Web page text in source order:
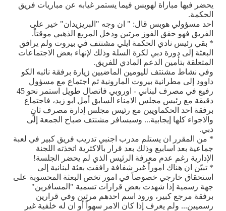
يحضر فيها مباراة لهوبس فيما يستمر غيابه عن مباريات فريق
الحكمة.
احد مسؤولي هوبس قال: " ان وجه "البريزيدان" خير على
الفريق فهو حقق الفوز مرتين ودخل المربع الذهبي موقتاً.
* بقي رئيس نادي الحكمة ايلي مشنتف في بيروت ولم يرافق
البعثة إلى دورة دبي لكرة السلة وذلك لإنهاء بعض الاجتماعات
المتعلقة بتأمين الدعم المادي للفريق.
وفي نشاط مشنتف لليومين الماضيين زيارة برفقة نائبه الكو
داوود إلى مطرانية بيروت المارونية ثم اجتماع مع مسؤول
رفيع في مصرف لبناني - اوروبي فاتصال طويل استمر نحو 45
دقيقة مع رئيس مجلس الامناء السابق أمل ابو زيد، فاجتماع
برفقة احد الحكماويين مع رئيس مجلس إدارة مصرف ثانٍ
والاجواء كلها إيجابية... وسيسافر مشنتف صباح الجمعة إلى
دبي.
* من المقرر ان يستلم مدرب اجنبي تدريب فريق كبير في لعبة
جماعية بعد اسابيع وذلك بعد قرار بالاكثرية اتخذته اللجنة
الإدارية رغم عدم معرفة الرئيس الذي لم يحضر الجلسة!
* تبيّن ان هناك اموراً غير شفافة رافقت بعثة لبنانية إلى
استحقاق خارجي خصوصاً في امور تخص البعثة المحسوبة على
جهة رسمية إذا شهدت بعض قرارات تسمية "المسافرين"
برفقة مرجع كبير، ورود اسم احدهم مرتين وفي قرارين
رسميين... ولم يعرف إذا كان الامر سهواً أو ان له خلفية غير